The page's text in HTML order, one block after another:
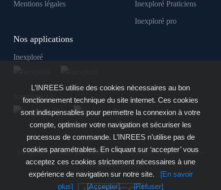
Mentions légales Inexploré Praticiens
Inexploré pro
Nos applications
Inexploré
Inexploré TV
Inexploré est édité par INREES - Copyright © 2007 - 2026 -
Tous droits réservés
L’INREES utilise des cookies nécessaires au bon
fonctionnement technique du site internet. Ces cookies
sont indispensables pour permettre la connexion à votre
compte, optimiser votre navigation et sécuriser les
processus de commande. L’INREES n’utilise pas de
cookies paramétrables. En cliquant sur ‘accepter’ vous
acceptez ces cookies strictement nécessaires à une
expérience de navigation sur notre site.
[En savoir
plus]
[Accepter] [Refuser]